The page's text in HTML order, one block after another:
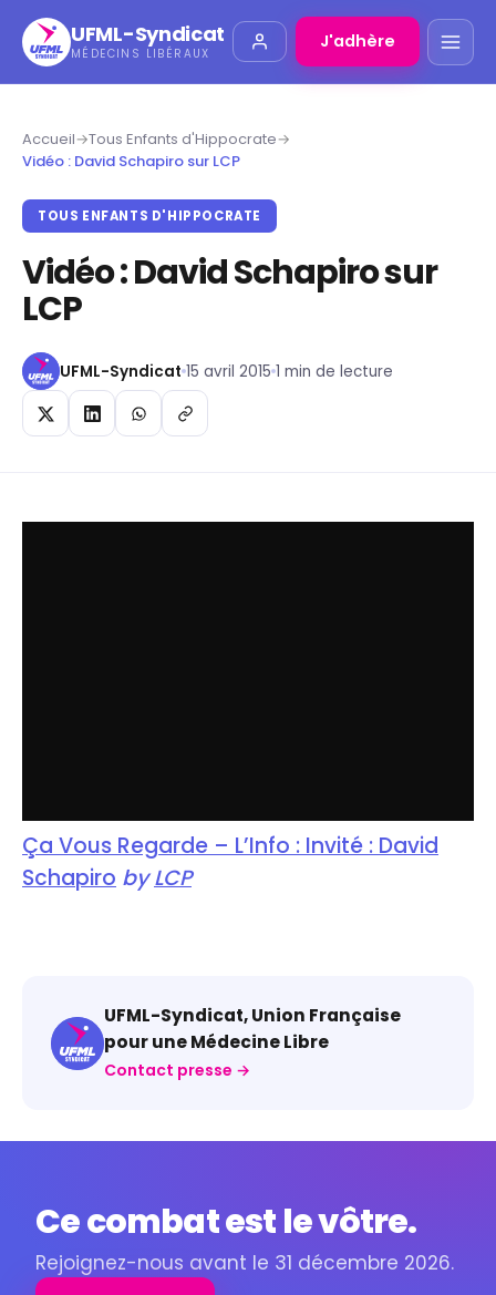
UFML-Syndicat
MÉDECINS LIBÉRAUX
J'adhère
Accueil→Tous Enfants d'Hippocrate→
Vidéo : David Schapiro sur LCP
TOUS ENFANTS D'HIPPOCRATE
Vidéo : David Schapiro sur
LCP
UFML-Syndicat 15 avril 2015 1 min de lecture
Ça Vous Regarde – L’Info : Invité : David
Schapiro byLCP
UFML-Syndicat, Union Française
pour une Médecine Libre
Contact presse →
Ce combat est le vôtre.
Rejoignez-nous avant le 31 décembre 2026.